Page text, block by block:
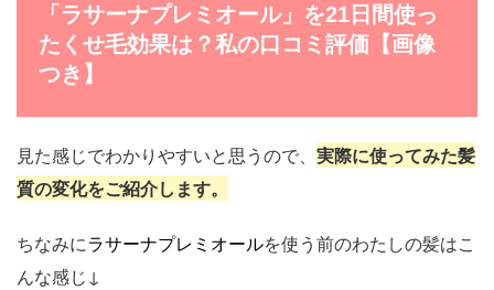
「ラサーナプレミオール」を21日間使っ
たくせ毛効果は？私の口コミ評価【画像
つき】
見た感じでわかりやすいと思うので、 実際に使ってみた髪
質の変化をご紹介します。
ちなみにラサーナプレミオールを使う前のわたしの髪はこ
んな感じ↓